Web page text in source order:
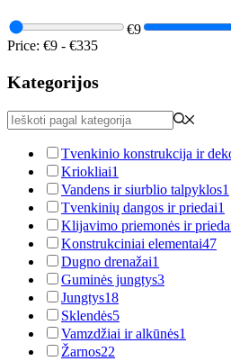
€9
Price: €9 - €335
Kategorijos
Tvenkinio konstrukcija ir
Kriokliai1
Vandens ir siurblio talpyklos1
Tvenkinių dangos ir priedai1
Klijavimo priemonės ir
Konstrukciniai elementai47
Dugno drenažai1
Guminės jungtys3
Jungtys18
Sklendės5
Vamzdžiai ir alkūnės1
Žarnos22